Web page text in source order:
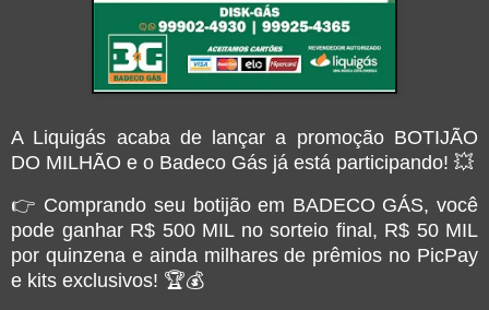
A Liquigás acaba de lançar a promoção BOTIJÃO
DO MILHÃO e o Badeco Gás já está participando! 💥
👉 Comprando seu botijão em BADECO GÁS, você
pode ganhar R$ 500 MIL no sorteio final, R$ 50 MIL
por quinzena e ainda milhares de prêmios no PicPay
e kits exclusivos! 🏆💰